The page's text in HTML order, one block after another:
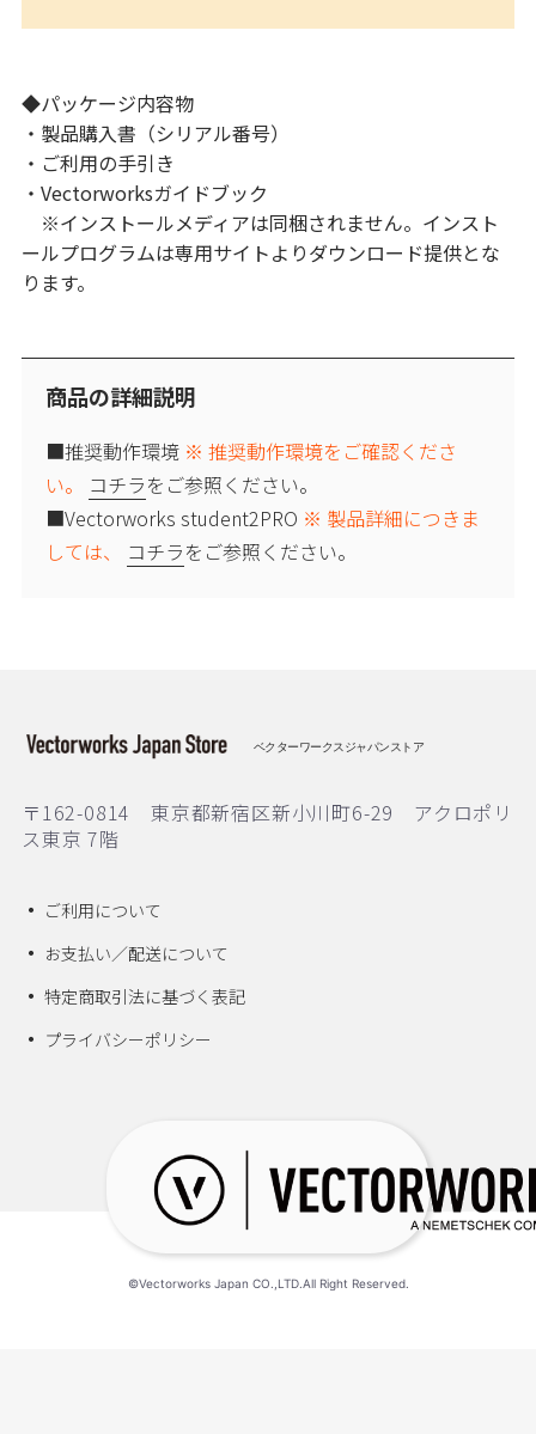
◆パッケージ内容物
・製品購入書（シリアル番号）
・ご利用の手引き
・Vectorworksガイドブック
※インストールメディアは同梱されません。インスト
ールプログラムは専用サイトよりダウンロード提供とな
ります。
商品の詳細説明
■推奨動作環境 ※ 推奨動作環境をご確認くださ
い。
コチラをご参照ください。
■Vectorworks student2PRO ※ 製品詳細につきま
しては、
コチラをご参照ください。
ベクターワークスジャパンストア
〒162-0814 東京都新宿区新小川町6-29 アクロポリ
ス東京 7階
ご利用について
お支払い／配送について
特定商取引法に基づく表記
プライバシーポリシー
©Vectorworks Japan CO.,LTD.All Right Reserved.